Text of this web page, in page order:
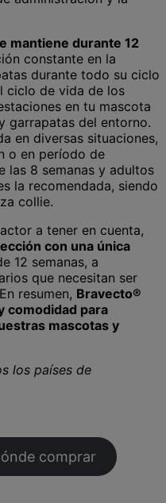
mantiene durante 12
constante en la
durante todo su ciclo
ciclo de vida de los
en tu mascota
garrapatas del entorno.
en diversas situaciones,
o en período de
las 8 semanas y adultos
la recomendada, siendo
collie.
a tener en cuenta,
con una única
12 semanas, a
que necesitan ser
resumen, Bravecto®
comodidad para
mascotas y
los países de
comprar